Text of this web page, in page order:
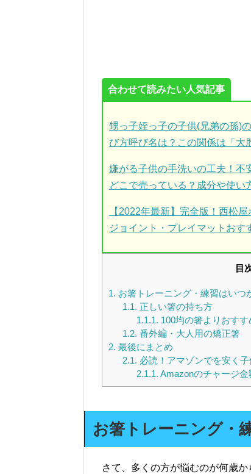
合わせて読みたい人気記事
甥っ子姪っ子の子供(兄弟の孫)
び方呼び名は？この関係は「大
嫌がる子供の手洗いの工夫！不
どこで売っている？成分や使い
【2022年最新】完全版！西松
ジョイント・プレイマットおす
目
1. お箸トレーニング・練習はいつ
1.1. 正しい箸の持ち方
1.1.1. 100均の箸よりおす
1.2. 番外編・大人用の矯正箸
2. 最後にまとめ
2.1. 必読！アマゾンでを安く
2.1.1. Amazonのチャージ金
お箸トレーニング・
さて、多くの方が悩むのが何歳